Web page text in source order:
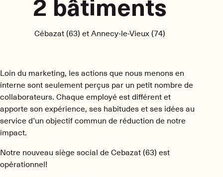
Cébazat (63) et Annecy-le-Vieux (74)
Loin du marketing, les actions que nous menons en
interne sont seulement perçus par un petit nombre de
collaborateurs. Chaque employé est différent et
apporte son expérience, ses habitudes et ses idées au
service d’un objectif commun de réduction de notre
impact.
Notre nouveau siège social de Cebazat (63) est
opérationnel!